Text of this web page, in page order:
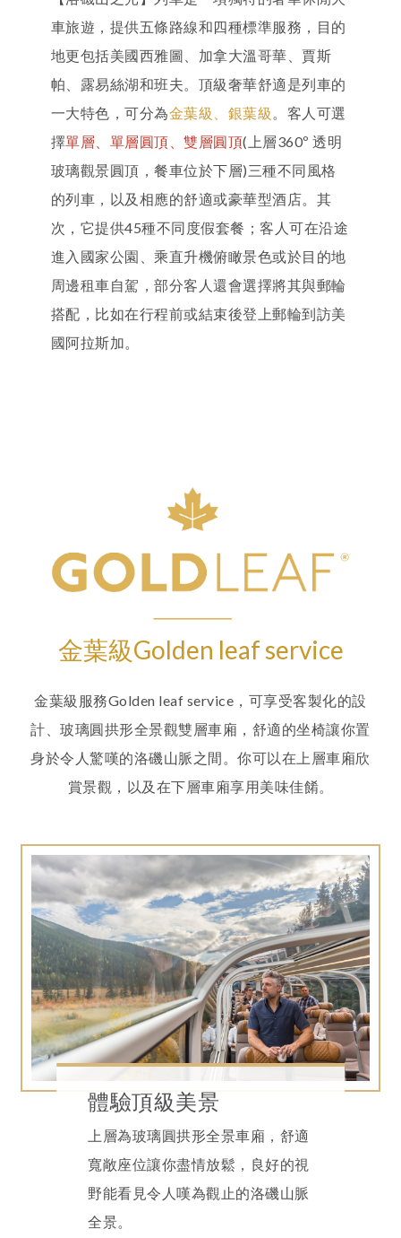
車旅遊，提供五條路線和四種標準服務，目的
地更包括美國西雅圖、加拿大溫哥華、賈斯
帕、露易絲湖和班夫。頂級奢華舒適是列車的
一大特色，可分為金葉級、銀葉級 。客人可選
擇單層、單層圓頂、雙層圓頂(上層360º 透明
玻璃觀景圓頂，餐車位於下層)三種不同風格
的列車，以及相應的舒適或豪華型酒店。其
次，它提供45種不同度假套餐；客人可在沿途
進入國家公園、乘直升機俯瞰景色或於目的地
周邊租車自駕，部分客人還會選擇將其與郵輪
搭配，比如在行程前或結束後登上郵輪到訪美
國阿拉斯加。
金葉級Golden leaf service
金葉級服務Golden leaf service，可享受客製化的設
計、玻璃圓拱形全景觀雙層車廂，舒適的坐椅讓你置
身於令人驚嘆的洛磯山脈之間。你可以在上層車廂欣
賞景觀，以及在下層車廂享用美味佳餚。
體驗頂級美景
上層為玻璃圓拱形全景車廂，舒適
寬敞座位讓你盡情放鬆，良好的視
野能看見令人嘆為觀止的洛磯山脈
全景。